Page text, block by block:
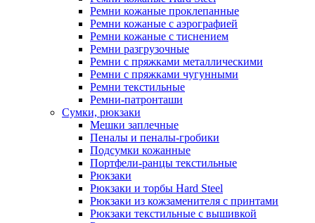
Ремни кожаные проклепанные
Ремни кожаные с аэрографией
Ремни кожаные с тиснением
Ремни разгрузочные
Ремни с пряжками металлическими
Ремни с пряжками чугунными
Ремни текстильные
Ремни-патронташи
Сумки, рюкзаки
Мешки заплечные
Пеналы и пеналы-гробики
Подсумки кожанные
Портфели-ранцы текстильные
Рюкзаки
Рюкзаки и торбы Hard Steel
Рюкзаки из кожзаменителя с принтами
Рюкзаки текстильные с вышивкой